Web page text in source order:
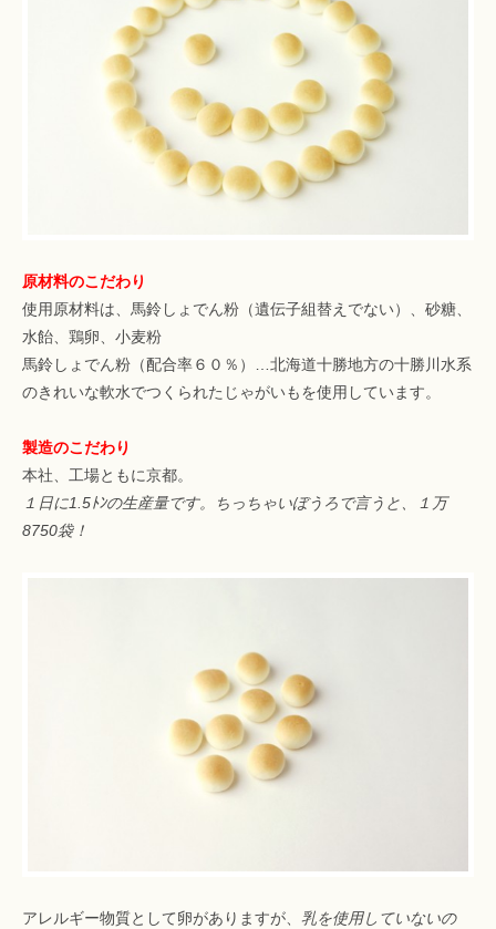
原材料のこだわり
使用原材料は、馬鈴しょでん粉（遺伝子組替えでない）、砂糖、
水飴、鶏卵、小麦粉
馬鈴しょでん粉（配合率６０％）…北海道十勝地方の十勝川水系
のきれいな軟水でつくられたじゃがいもを使用しています。
製造のこだわり
本社、工場ともに京都。
１日に1.5ﾄﾝの生産量です。ちっちゃいぼうろで言うと、１万
8750袋！
アレルギー物質として卵がありますが、 乳を使用していないの